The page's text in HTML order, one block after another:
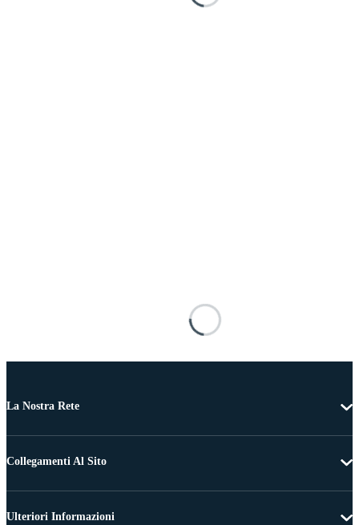
La Nostra Rete
Collegamenti Al Sito
Ulteriori Informazioni